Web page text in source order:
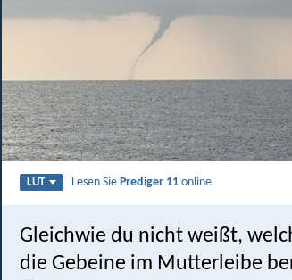
LUT Lesen SiePrediger 11 online
Gleichwie du nicht weißt,
die Gebeine im Mutterleibe